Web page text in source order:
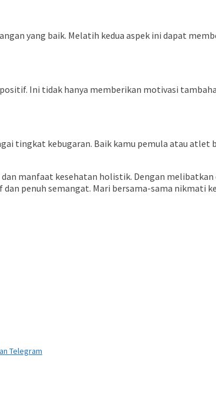
yang baik. Melatih kedua aspek ini dapat
Ini tidak hanya memberikan motivasi
tingkat kebugaran. Baik kamu pemula atau
manfaat kesehatan holistik. Dengan
penuh semangat. Mari bersama-sama nikmati
Telegram